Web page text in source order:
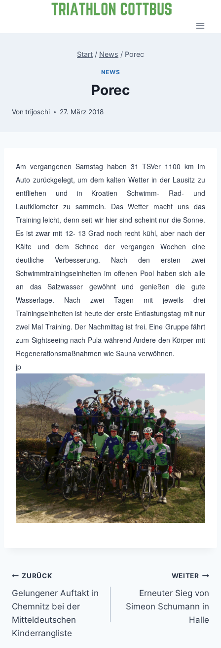
Start / News / Porec
NEWS
Porec
Von trijoschi 27. März 2018
Am vergangenen Samstag haben 31 TSVer 1100 km im
Auto zurückgelegt, um dem kalten Wetter in der Lausitz zu
entfliehen und in Kroatien Schwimm- Rad- und
Laufkilometer zu sammeln. Das Wetter macht uns das
Training leicht, denn seit wir hier sind scheint nur die Sonne.
Es ist zwar mit 12- 13 Grad noch recht kühl, aber nach der
Kälte und dem Schnee der vergangen Wochen eine
deutliche Verbesserung. Nach den ersten zwei
Schwimmtrainingseinheiten im offenen Pool haben sich alle
an das Salzwasser gewöhnt und genießen die gute
Wasserlage. Nach zwei Tagen mit jeweils drei
Trainingseinheiten ist heute der erste Entlastungstag mit nur
zwei Mal Training. Der Nachmittag ist frei. Eine Gruppe fährt
zum Sightseeing nach Pula während Andere den Körper mit
Regenerationsmaßnahmen wie Sauna verwöhnen.
jp
Beitragsnavigation
ZURÜCK
Gelungener Auftakt in
Chemnitz bei der
Mitteldeutschen
Kinderrangliste
WEITER
Erneuter Sieg von
Simeon Schumann in
Halle